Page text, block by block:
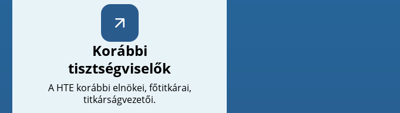
Korábbi
tisztségviselők
A HTE korábbi elnökei, főtitkárai,
titkárságvezetői.